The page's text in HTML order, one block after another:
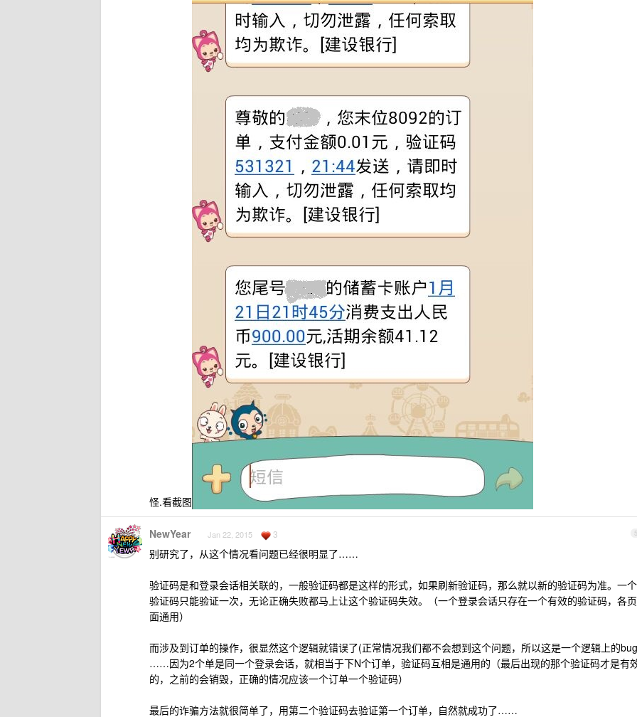
怪.看截图
5
NewYear Jan 22, 2015 3
别研究了，从这个情况看问题已经很明显了……
验证码是和登录会话相关联的，一般验证码都是这样的形式，如果刷新验证码，那么就以新的验证码为准。一个
验证码只能验证一次，无论正确失败都马上让这个验证码失效。（一个登录会话只存在一个有效的验证码，各页
面通用）
而涉及到订单的操作，很显然这个逻辑就错误了(正常情况我们都不会想到这个问题，所以这是一个逻辑上的
……因为2个单是同一个登录会话，就相当于下N个订单，验证码互相是通用的（最后出现的那个验证码才是有
的，之前的会销毁，正确的情况应该一个订单一个验证码）
最后的诈骗方法就很简单了，用第二个验证码去验证第一个订单，自然就成功了……